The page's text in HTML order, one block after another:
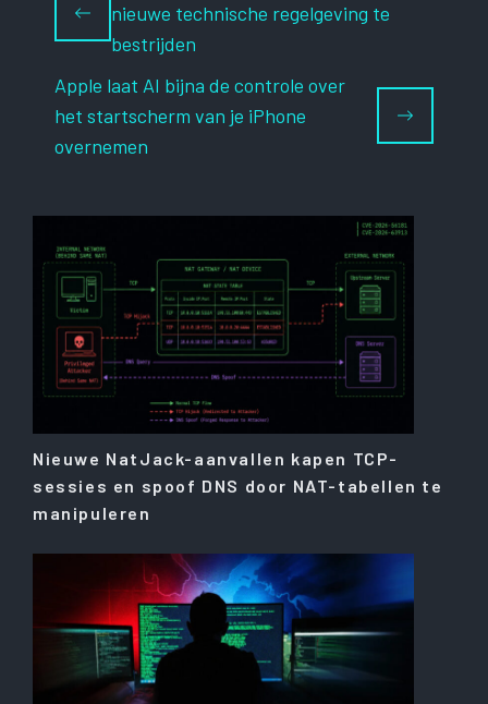
nieuwe technische regelgeving te
bestrijden
Apple laat AI bijna de controle over
het startscherm van je iPhone
overnemen
Nieuwe NatJack-aanvallen kapen TCP-
sessies en spoof DNS door NAT-tabellen te
manipuleren